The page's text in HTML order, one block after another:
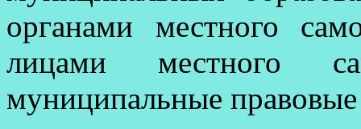
органами местного
лицами местного
муниципальные